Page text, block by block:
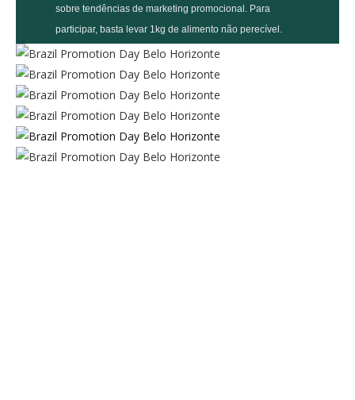
sobre tendências de marketing promocional. Para
participar, basta levar 1kg de alimento não perecível.